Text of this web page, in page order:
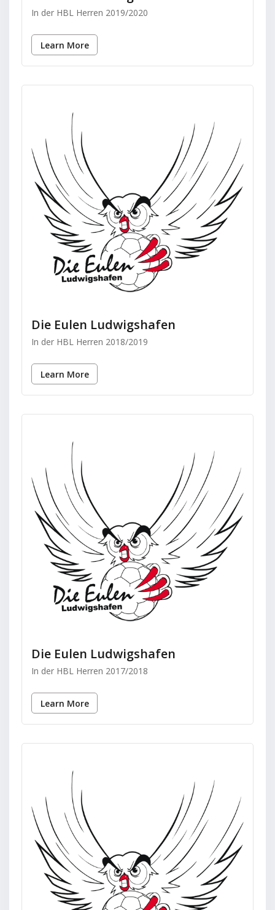
In der HBL Herren 2019/2020
Learn More
Die Eulen Ludwigshafen
In der HBL Herren 2018/2019
Learn More
Die Eulen Ludwigshafen
In der HBL Herren 2017/2018
Learn More